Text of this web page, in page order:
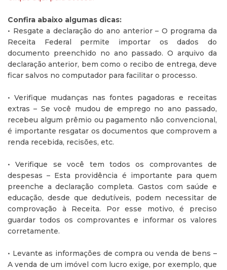
Confira abaixo algumas dicas:
• Resgate a declaração do ano anterior – O programa da
Receita Federal permite importar os dados do
documento preenchido no ano passado. O arquivo da
declaração anterior, bem como o recibo de entrega, deve
ficar salvos no computador para facilitar o processo.
• Verifique mudanças nas fontes pagadoras e receitas
extras – Se você mudou de emprego no ano passado,
recebeu algum prêmio ou pagamento não convencional,
é importante resgatar os documentos que comprovem a
renda recebida, recisões, etc.
• Verifique se você tem todos os comprovantes de
despesas – Esta providência é importante para quem
preenche a declaração completa. Gastos com saúde e
educação, desde que dedutíveis, podem necessitar de
comprovação à Receita. Por esse motivo, é preciso
guardar todos os comprovantes e informar os valores
corretamente.
• Levante as informações de compra ou venda de bens –
A venda de um imóvel com lucro exige, por exemplo, que